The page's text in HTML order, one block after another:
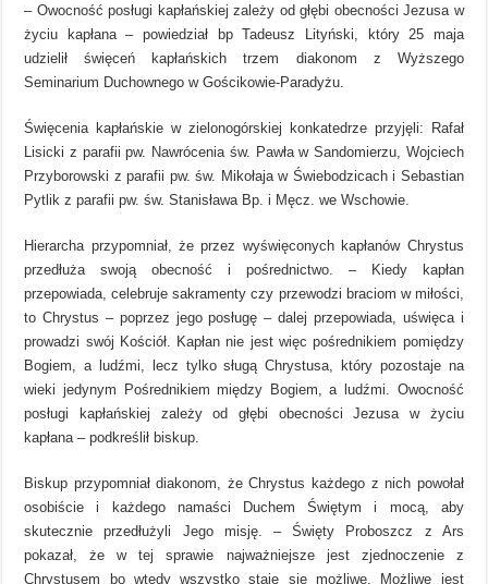
– Owocność posługi kapłańskiej zależy od głębi obecności Jezusa w
życiu kapłana – powiedział bp Tadeusz Lityński, który 25 maja
udzielił święceń kapłańskich trzem diakonom z Wyższego
Seminarium Duchownego w Gościkowie-Paradyżu.
Święcenia kapłańskie w zielonogórskiej konkatedrze przyjęli: Rafał
Lisicki z parafii pw. Nawrócenia św. Pawła w Sandomierzu, Wojciech
Przyborowski z parafii pw. św. Mikołaja w Świebodzicach i Sebastian
Pytlik z parafii pw. św. Stanisława Bp. i Męcz. we Wschowie.
Hierarcha przypomniał, że przez wyświęconych kapłanów Chrystus
przedłuża swoją obecność i pośrednictwo. – Kiedy kapłan
przepowiada, celebruje sakramenty czy przewodzi braciom w miłości,
to Chrystus – poprzez jego posługę – dalej przepowiada, uświęca i
prowadzi swój Kościół. Kapłan nie jest więc pośrednikiem pomiędzy
Bogiem, a ludźmi, lecz tylko sługą Chrystusa, który pozostaje na
wieki jedynym Pośrednikiem między Bogiem, a ludźmi. Owocność
posługi kapłańskiej zależy od głębi obecności Jezusa w życiu
kapłana – podkreślił biskup.
Biskup przypomniał diakonom, że Chrystus każdego z nich powołał
osobiście i każdego namaści Duchem Świętym i mocą, aby
skutecznie przedłużyli Jego misję. – Święty Proboszcz z Ars
pokazał, że w tej sprawie najważniejsze jest zjednoczenie z
Chrystusem bo wtedy wszystko staje się możliwe. Możliwe jest